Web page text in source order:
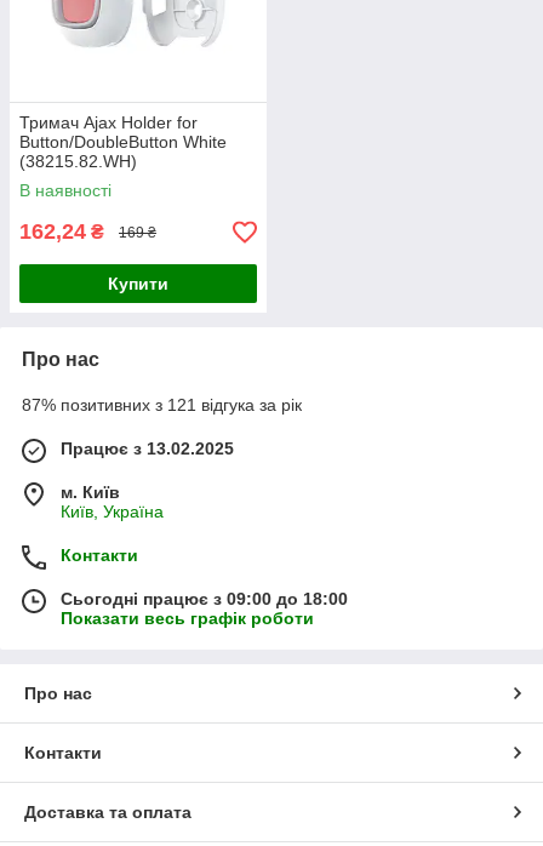
Тримач Ajax Holder for
Button/DoubleButton White
(38215.82.WH)
В наявності
162,24 ₴ 169 ₴
Купити
Про нас
87% позитивних з 121 відгука за рік
Працює з 13.02.2025
м. Київ
Київ, Україна
Контакти
Сьогодні працює з 09:00 до 18:00
Показати весь графік роботи
Про нас
Контакти
Доставка та оплата